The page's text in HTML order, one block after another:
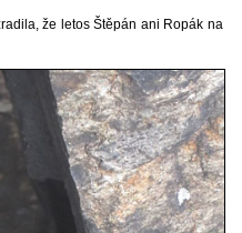
že letos Štěpán ani Ropák na